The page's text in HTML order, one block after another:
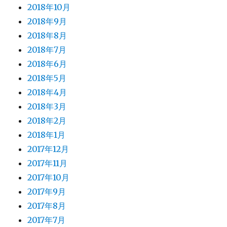
2018年10月
2018年9月
2018年8月
2018年7月
2018年6月
2018年5月
2018年4月
2018年3月
2018年2月
2018年1月
2017年12月
2017年11月
2017年10月
2017年9月
2017年8月
2017年7月